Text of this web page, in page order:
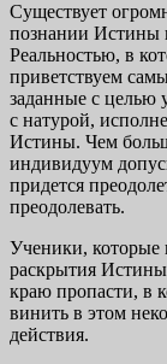
Существует
познании Истины
Реальностью, в
приветствуем
заданные с целью
с натурой,
Истины. Чем
индивидуум
придется
преодолевать.
Ученики, которые
раскрытия
краю пропасти, в
винить в этом
действия.